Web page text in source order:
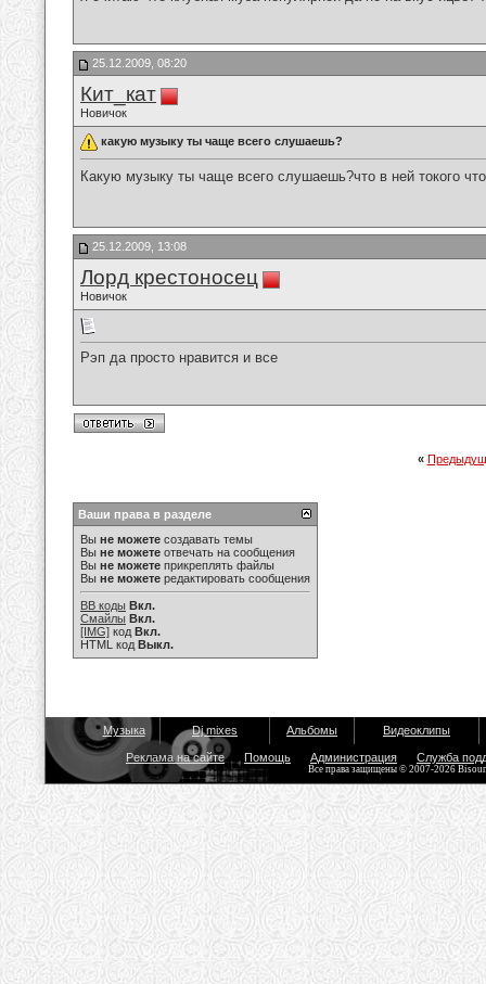
25.12.2009, 08:20
Кит_кат
Новичок
какую музыку ты чаще всего слушаешь?
Какую музыку ты чаще всего слушаешь?что в ней токого
25.12.2009, 13:08
Лорд крестоносец
Новичок
Рэп да просто нравится и все
«
Ваши права в разделе
Вы не можете создавать темы
Вы не можете отвечать на сообщения
Вы не можете прикреплять файлы
Вы не можете редактировать сообщения
BB коды Вкл.
Смайлы Вкл.
[IMG] код Вкл.
HTML код Выкл.
Музыка Dj mixes Альбомы Видеоклипы
Реклама на сайте Помощь Администрация Служба
Все права защищены © 2007-2026